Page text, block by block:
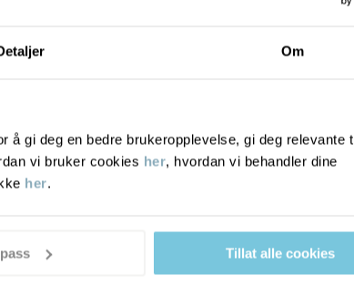
Om
gi deg en bedre brukeropplevelse, gi deg relevante
vi bruker cookies her, hvordan vi behandler dine
her.
Tillat alle cookies